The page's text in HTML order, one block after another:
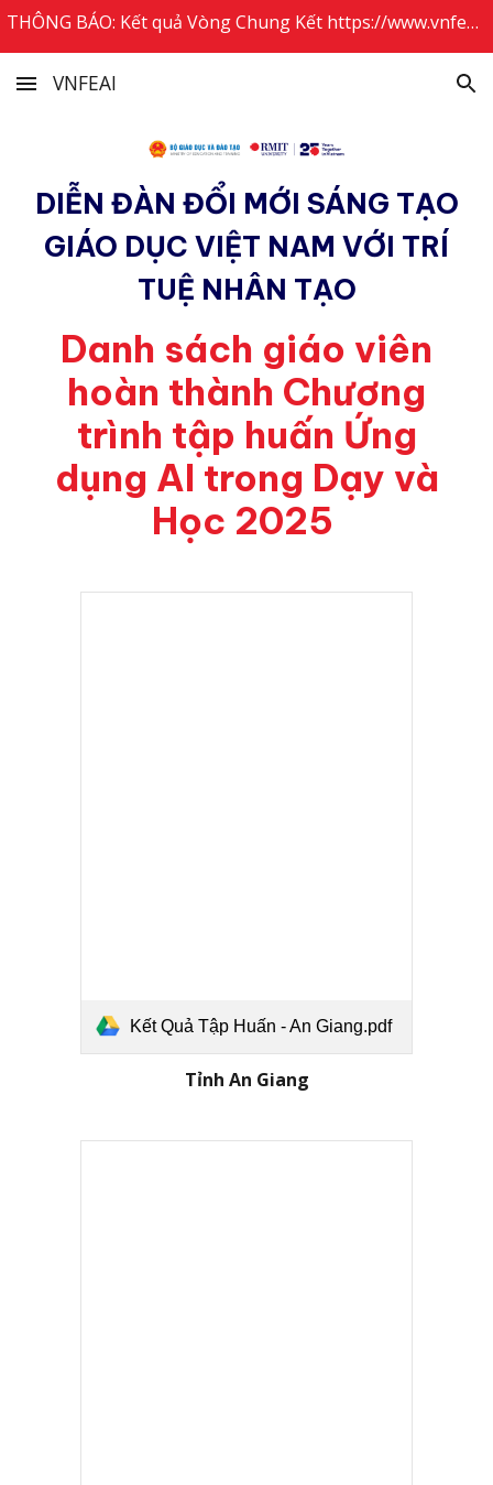
THÔNG BÁO: Kết quả Vòng Chung Kết https://www.vnfeai.info/ketqua2025
VNFEAI
DIỄN ĐÀN ĐỔI MỚI SÁNG TẠO
GIÁO DỤC VIỆT NAM VỚI TRÍ
TUỆ NHÂN TẠO
Danh sách giáo viên
hoàn thành Chương
trình tập huấn Ứng
dụng AI trong Dạy và
Học 2025
Kết Quả Tập Huấn - An Giang.pdf
Tỉnh An Giang